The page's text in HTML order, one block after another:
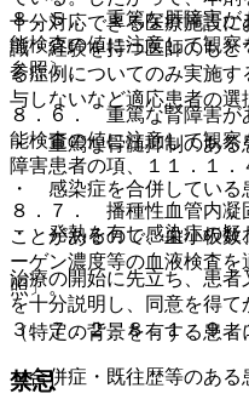
８．５． 重篤な肝障害が
能検査の値に注意して観察
参照〕。
８．６． 重篤な腎障害が
能検査の値に注意して観
障害患者の項、１１．１．
８．７． 播種性血管内凝
ことがあるので、血小板
ーゲン濃度等の血液検査
照〕。
（特定の背景を有する患者
（合併症・既往歴等のある
十分対応できる医療施設
識・経験を持つ医師のも
る症例についてのみ実施
与しないなど適応患者の選
・ 重篤な骨髄抑制のある
・ 感染症を合併している
・ 発熱を有し感染症の疑
治療の開始に先立ち、患
を十分説明し、同意を得て
３、７．２、８．１、９．
禁忌